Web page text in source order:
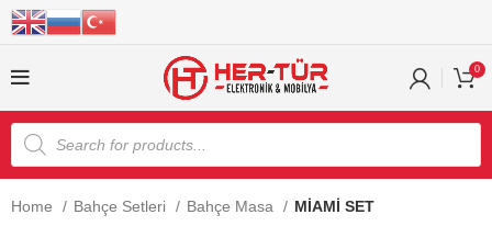
0
Home Bahçe Setleri Bahçe Masa MİAMİ SET